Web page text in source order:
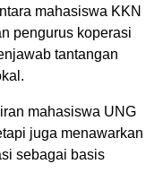
mahasiswa KKN
pengurus koperasi
tantangan
mahasiswa UNG
juga menawarkan
sebagai basis